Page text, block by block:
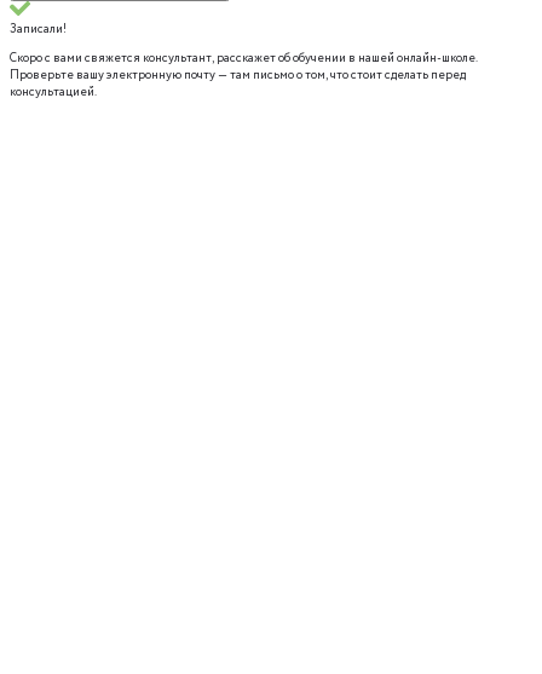
Записали!
Скоро с вами свяжется консультант, расскажет об обучении в нашей онлайн-школе.
Проверьте вашу электронную почту — там письмо о том, что стоит сделать перед
консультацией.